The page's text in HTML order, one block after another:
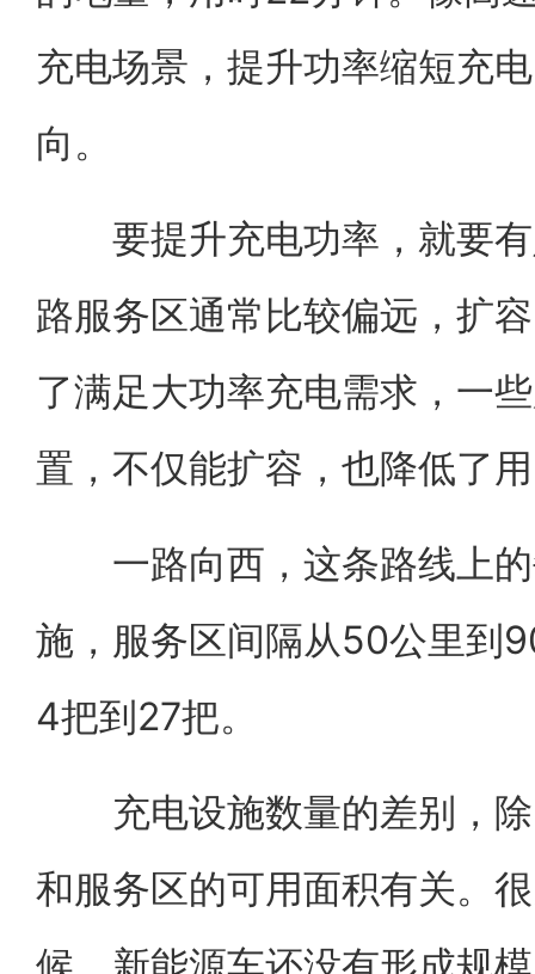
充电场景，提升功率缩短充
向。
要提升充电功率，就要有
路服务区通常比较偏远，扩
了满足大功率充电需求，一
置，不仅能扩容，也降低了
一路向西，这条路线上的
施，服务区间隔从50公里到
4把到27把。
充电设施数量的差别，除
和服务区的可用面积有关。